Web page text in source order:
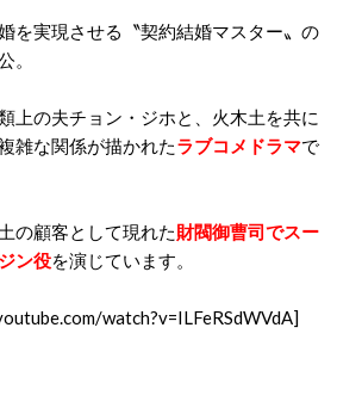
を実現させる〝契約結婚マスター〟の
。
上の夫チョン・ジホと、火木土を共に
雑な関係が描かれたラブコメドラマで
の顧客として現れた財閥御曹司でスー
ン役を演じています。
watch?v=ILFeRSdWVdA]